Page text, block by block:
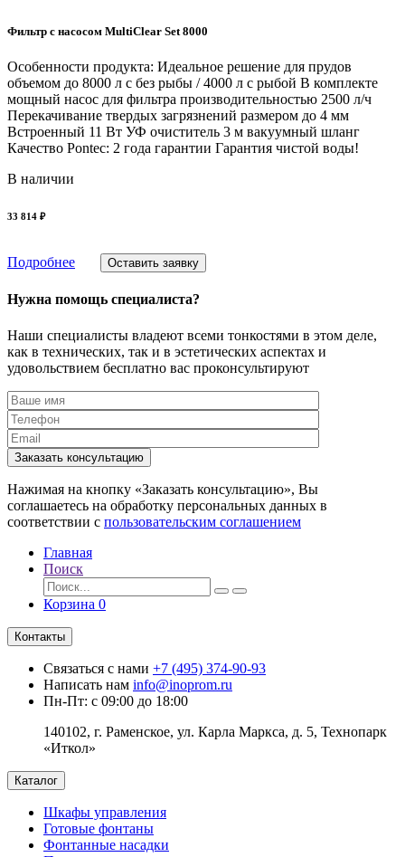
Фильтр с насосом MultiClear Set 8000
Особенности продукта: Идеальное решение для прудов
объемом до 8000 л с без рыбы / 4000 л с рыбой В комплекте
мощный насос для фильтра производительностью 2500 л/ч
Перекачивание твердых загрязнений размером до 4 мм
Встроенный 11 Вт УФ очиститель 3 м вакуумный шланг
Качество Pontec: 2 года гарантии Гарантия чистой воды!
В наличии
33 814 ₽
Подробнее Оставить заявку
Нужна помощь специалиста?
Наши специалисты владеют всеми тонкостями в этом деле,
как в технических, так и в эстетических аспектах и
удовольствием бесплатно вас проконсультируют
Заказать консультацию
Нажимая на кнопку «Заказать консультацию», Вы
соглашаетесь на обработку персональных данных в
соответствии с пользовательским соглашением
Главная
Поиск
Корзина 0
Контакты
Связаться с нами +7 (495) 374-90-93
Написать нам info@inoprom.ru
Пн-Пт: с 09:00 до 18:00
140102, г. Раменское, ул. Карла Маркса, д. 5, Технопарк
«Иткол»
Каталог
Шкафы управления
Готовые фонтаны
Фонтанные насадки